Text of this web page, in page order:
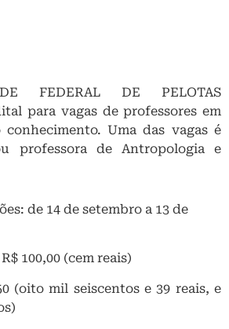
FEDERAL DE PELOTAS
para vagas de professores em
conhecimento. Uma das vagas é
professora de Antropologia e
de 14 de setembro a 13 de
100,00 (cem reais)
(oito mil seiscentos e 39 reais, e